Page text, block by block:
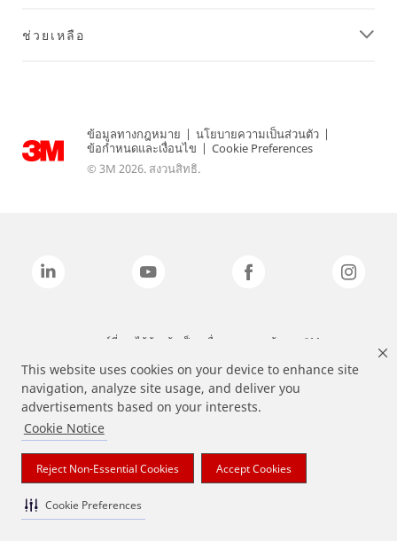
This website uses cookies on your device to enhance site
navigation, analyze site usage, and deliver you
advertisements based on your interests.
Cookie Notice
Reject Non-Essential Cookies Accept Cookies
Cookie Preferences
ช่วยเหลือ
ข้อมูลทางกฎหมาย | นโยบายความเป็นส่วนตัว |
ข้อกำหนดและเงื่อนไข | Cookie Preferences
© 3M 2026. สงวนสิทธิ.
แบรนด์ที่ระบุไว้ข้างต้นเป็นเครื่องหมายการค้าของ 3M